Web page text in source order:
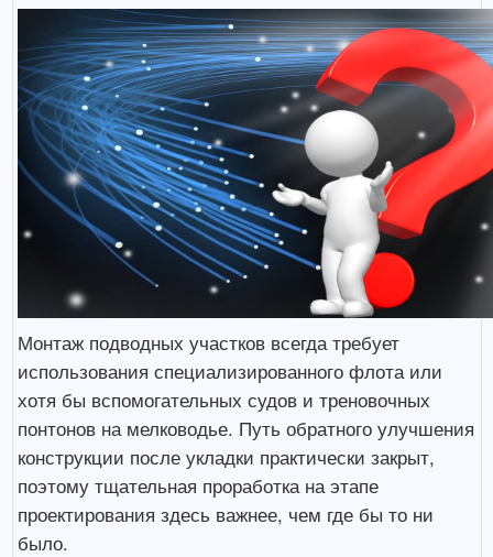
Монтаж подводных участков всегда требует
использования специализированного флота или
хотя бы вспомогательных судов и треновочных
понтонов на мелководье. Путь обратного улучшения
конструкции после укладки практически закрыт,
поэтому тщательная проработка на этапе
проектирования здесь важнее, чем где бы то ни
было.